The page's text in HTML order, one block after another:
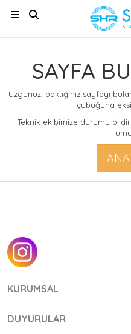
SAYFA
Üzgünüz, baktığınız sayfayı
çubuğuna
Teknik ekibimize durumu
ANA
KURUMSAL
DUYURULAR